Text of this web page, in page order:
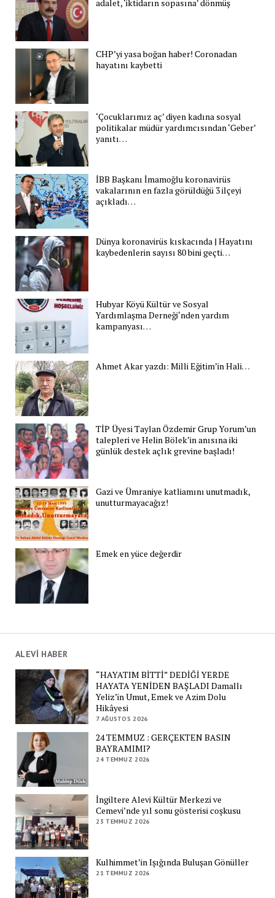
adalet, ‘iktidarın sopasına’ dönmüş
CHP’yi yasa boğan haber! Coronadan
hayatını kaybetti
‘Çocuklarımız aç’ diyen kadına sosyal
politikalar müdür yardımcısından ‘Geber’
yanıtı…
İBB Başkanı İmamoğlu koronavirüs
vakalarının en fazla görüldüğü 3 ilçeyi
açıkladı…
Dünya koronavirüs kıskacında | Hayatını
kaybedenlerin sayısı 80 bini geçti…
Hubyar Köyü Kültür ve Sosyal
Yardımlaşma Derneği‘nden yardım
kampanyası…
Ahmet Akar yazdı: Milli Eğitim’in Hali…
TİP Üyesi Taylan Özdemir Grup Yorum’un
talepleri ve Helin Bölek’in anısına iki
günlük destek açlık grevine başladı!
Gazi ve Ümraniye katliamını unutmadık,
unutturmayacağız!
Emek en yüce değerdir
ALEVİ HABER
“HAYATIM BİTTİ” DEDİĞİ YERDE
HAYATA YENİDEN BAŞLADI Damallı
Yeliz’in Umut, Emek ve Azim Dolu
Hikâyesi
7 AĞUSTOS 2026
24 TEMMUZ : GERÇEKTEN BASIN
BAYRAMIMI?
24 TEMMUZ 2026
İngiltere Alevi Kültür Merkezi ve
Cemevi’nde yıl sonu gösterisi coşkusu
23 TEMMUZ 2026
Kulhimmet’in Işığında Buluşan Gönüller
21 TEMMUZ 2026